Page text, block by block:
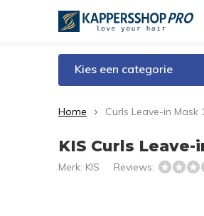
Kies een categorie
Home Curls Leave-in Mask
KIS Curls Leave-
Merk: KIS Reviews: